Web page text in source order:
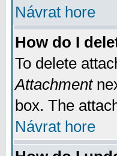
Návrat hore
How do I
To delete
Attachment
box. The
Návrat hore